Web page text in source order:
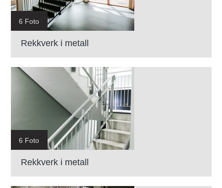
6 Foto
Rekkverk i metall
6 Foto
Rekkverk i metall